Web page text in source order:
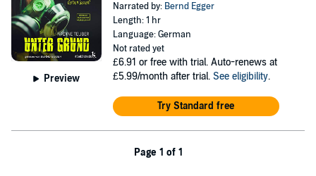
Preview
Narrated by: Bernd Egger
Length: 1 hr
Language: German
Not rated yet
£6.91 or free with trial. Auto-renews at
£5.99/month after trial. See eligibility.
Try Standard free
Page 1 of 1